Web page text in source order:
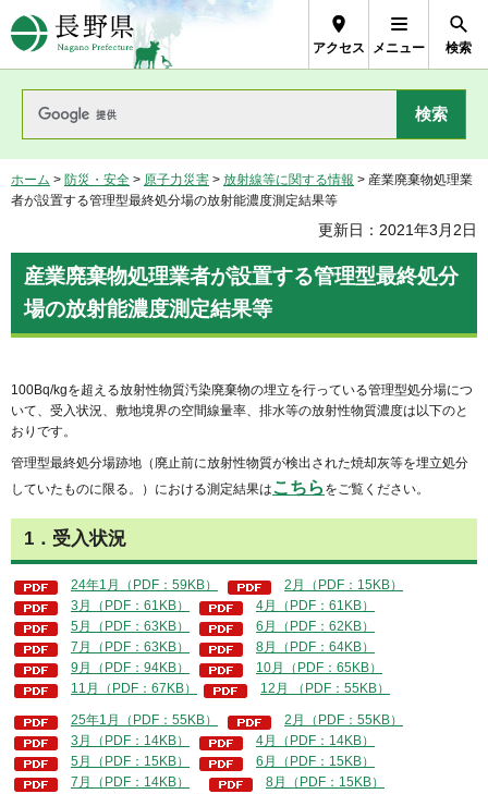
長野県Nagano Prefecture
アクセス メニュー 検索
ホーム > 防災・安全 > 原子力災害 > 放射線等に関する情報 > 産業廃棄物処理業
者が設置する管理型最終処分場の放射能濃度測定結果等
更新日：2021年3月2日
産業廃棄物処理業者が設置する管理型最終処分
場の放射能濃度測定結果等
100Bq/kgを超える放射性物質汚染廃棄物の埋立を行っている管理型処分場につ
いて、受入状況、敷地境界の空間線量率、排水等の放射性物質濃度は以下のと
おりです。
管理型最終処分場跡地（廃止前に放射性物質が検出された焼却灰等を埋立処分
していたものに限る。）における測定結果は こちら をご覧ください。
1．受入状況
24年1月（PDF：59KB）
2月（PDF：15KB）
3月（PDF：61KB）
4月（PDF：61KB）
5月（PDF：63KB）
6月（PDF：62KB）
7月（PDF：63KB）
8月（PDF：64KB）
9月（PDF：94KB）
10月（PDF：65KB）
11月（PDF：67KB）
12月 （PDF：55KB）
25年1月（PDF：55KB）
2月（PDF：55KB）
3月（PDF：14KB）
4月（PDF：14KB）
5月（PDF：15KB）
6月（PDF：15KB）
7月（PDF：14KB）
8月（PDF：15KB）